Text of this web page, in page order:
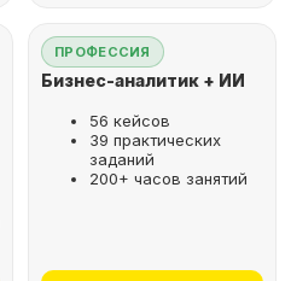
ПРОФЕССИЯ
Бизнес-аналитик + ИИ
56 кейсов
39 практических
заданий
200+ часов занятий